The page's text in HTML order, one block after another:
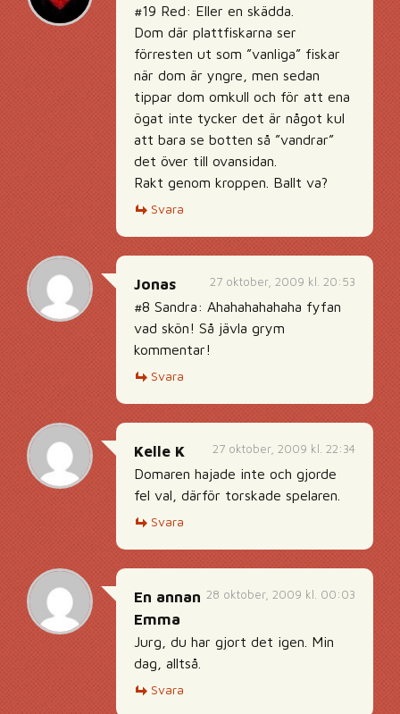
#19 Red: Eller en skädda.
Dom där plattfiskarna ser
förresten ut som ”vanliga” fiskar
när dom är yngre, men sedan
tippar dom omkull och för att ena
ögat inte tycker det är något kul
att bara se botten så ”vandrar”
det över till ovansidan.
Rakt genom kroppen. Ballt va?
Svara
27 oktober, 2009 kl. 20:53
Jonas
#8 Sandra: Ahahahahahaha fyfan
vad skön! Så jävla grym
kommentar!
Svara
27 oktober, 2009 kl. 22:34
Kelle K
Domaren hajade inte och gjorde
fel val, därför torskade spelaren.
Svara
28 oktober, 2009 kl. 00:03
En annan
Emma
Jurg, du har gjort det igen. Min
dag, alltså.
Svara